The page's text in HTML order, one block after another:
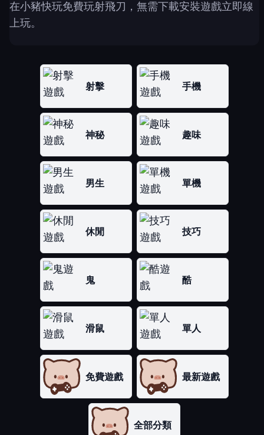
在小豬快玩免費玩射飛刀，無需下載安裝遊戲立即線
上玩。
射擊 手機
神秘 趣味
男生 單機
休閒 技巧
鬼 酷
滑鼠 單人
免費遊戲 最新遊戲
全部分類